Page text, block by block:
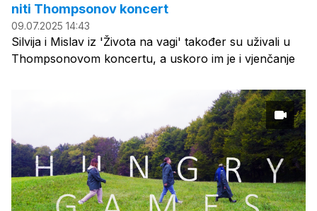
niti Thompsonov koncert
09.07.2025 14:43
Silvija i Mislav iz 'Života na vagi' također su uživali u
Thompsonovom koncertu, a uskoro im je i vjenčanje